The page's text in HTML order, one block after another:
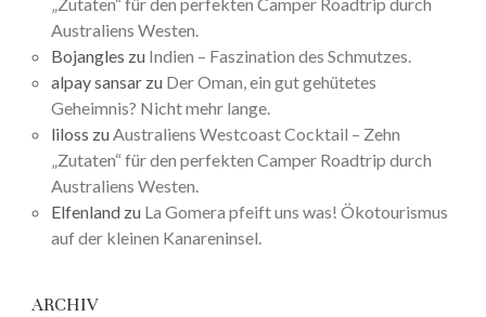
Australiens Westen.
Bojangles zu Indien – Faszination des Schmutzes.
alpay sansar zu Der Oman, ein gut gehütetes
Geheimnis? Nicht mehr lange.
liloss zuAustraliens Westcoast Cocktail – Zehn
„Zutaten“ für den perfekten Camper Roadtrip durch
Australiens Westen.
Elfenland zu La Gomera pfeift uns was! Ökotourismus
auf der kleinen Kanareninsel.
ARCHIV